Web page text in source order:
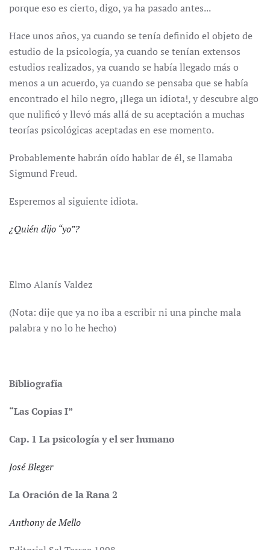
porque eso es cierto, digo, ya ha pasado antes...
Hace unos años, ya cuando se tenía definido el objeto de
estudio de la psicología, ya cuando se tenían extensos
estudios realizados, ya cuando se había llegado más o
menos a un acuerdo, ya cuando se pensaba que se había
encontrado el hilo negro, ¡llega un idiota!, y descubre algo
que nulificó y llevó más allá de su aceptación a muchas
teorías psicológicas aceptadas en ese momento.
Probablemente habrán oído hablar de él, se llamaba
Sigmund Freud.
Esperemos al siguiente idiota.
¿Quién dijo “yo”?
Elmo Alanís Valdez
(Nota: dije que ya no iba a escribir ni una pinche mala
palabra y no lo he hecho)
Bibliografía
“Las Copias I”
Cap. 1 La psicología y el ser humano
José Bleger
La Oración de la Rana 2
Anthony de Mello